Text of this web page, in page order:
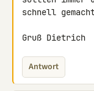
schnell
Gruß Dietrich
Antwort